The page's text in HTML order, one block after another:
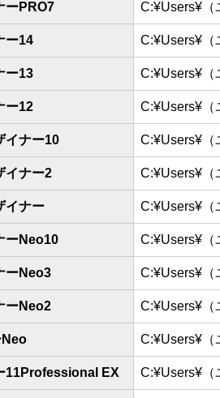
ーPRO7 C:¥Users¥（
ー14 C:¥Users¥（
ー13 C:¥Users¥（
ー12 C:¥Users¥（
イナー10 C:¥Users¥（
イナー2 C:¥Users¥（
イナー C:¥Users¥（
ーNeo10 C:¥Users¥（
ーNeo3 C:¥Users¥（
ーNeo2 C:¥Users¥（
Neo C:¥Users¥（
11Professional EX C:¥Users¥（